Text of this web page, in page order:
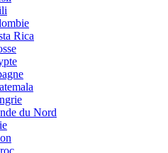
Rica
du Nord